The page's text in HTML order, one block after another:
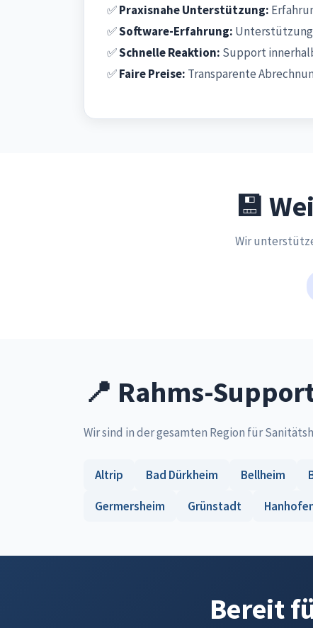
✅Praxisnahe Unterstützung:
✅Software-Erfahrung: Unterstützung
✅Schnelle Reaktion: Support
✅Faire Preise: Transparente
💾
Wir
📍 Rahms-
Wir sind in der gesamten Region für
Altrip Bad Dürkheim Bellheim
Germersheim
Grünstadt
Bereit